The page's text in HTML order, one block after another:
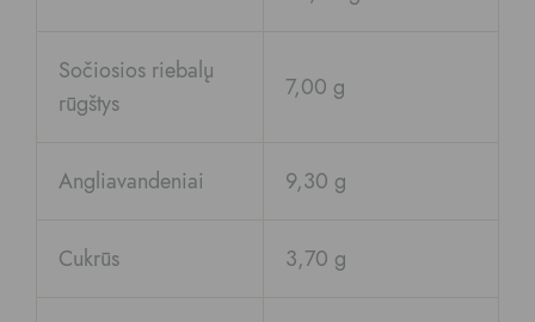
Sočiosios riebalų
rūgštys
7,00 g
Angliavandeniai 9,30 g
Cukrūs 3,70 g